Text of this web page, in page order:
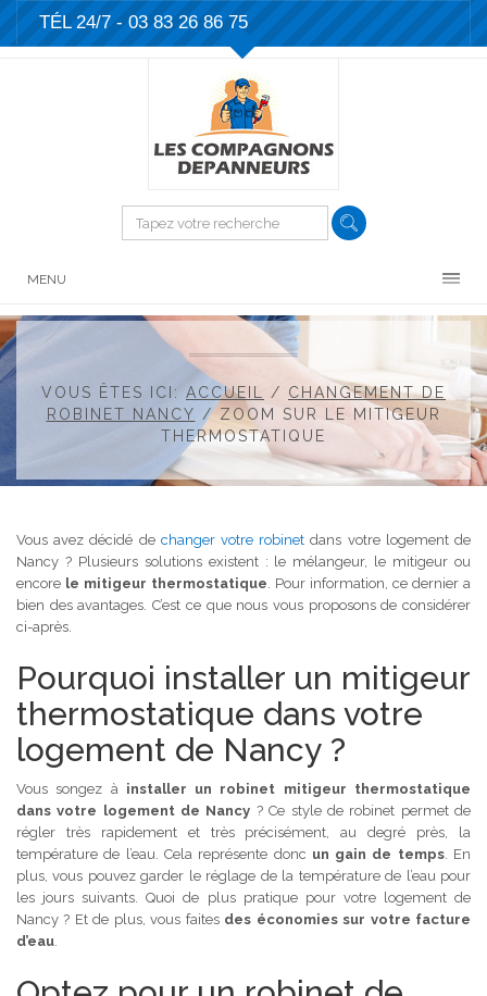
TÉL 24/7 - 03 83 26 86 75
MENU
VOUS ÊTES ICI: ACCUEIL / CHANGEMENT DE
ROBINET NANCY / ZOOM SUR LE MITIGEUR
THERMOSTATIQUE
Vous avez décidé de changer votre robinet dans votre logement de
Nancy ? Plusieurs solutions existent : le mélangeur, le mitigeur ou
encore le mitigeur thermostatique . Pour information, ce dernier a
bien des avantages. C’est ce que nous vous proposons de considérer
ci-après.
Pourquoi installer un mitigeur
thermostatique dans votre
logement de Nancy ?
Vous songez à installer un robinet mitigeur thermostatique
dans votre logement de Nancy ? Ce style de robinet permet de
régler très rapidement et très précisément, au degré près, la
température de l’eau. Cela représente donc un gain de temps. En
plus, vous pouvez garder le réglage de la température de l’eau pour
les jours suivants. Quoi de plus pratique pour votre logement de
Nancy ? Et de plus, vous faites des économies sur votre facture
d’eau